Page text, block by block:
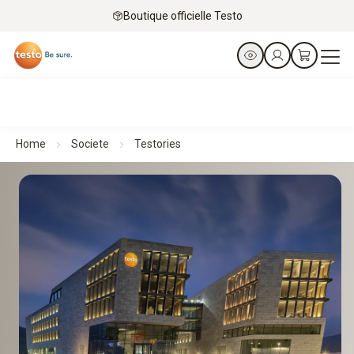
Boutique officielle Testo
Home Societe Testories